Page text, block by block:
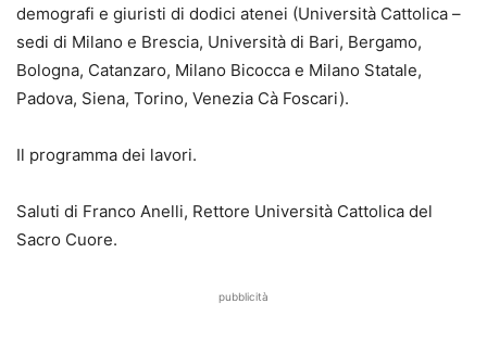
demografi e giuristi di dodici atenei (Università Cattolica –
sedi di Milano e Brescia, Università di Bari, Bergamo,
Bologna, Catanzaro, Milano Bicocca e Milano Statale,
Padova, Siena, Torino, Venezia Cà Foscari).
Il programma dei lavori.
Saluti di Franco Anelli, Rettore Università Cattolica del
Sacro Cuore.
pubblicità